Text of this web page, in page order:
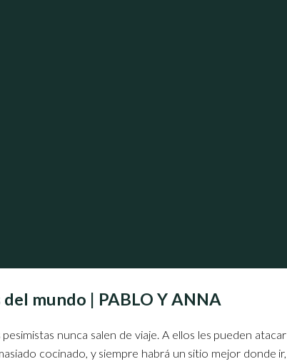
mundo | PABLO Y ANNA
nunca salen de viaje. A ellos les pueden atacar
cocinado, y siempre habrá un sitio mejor donde ir,